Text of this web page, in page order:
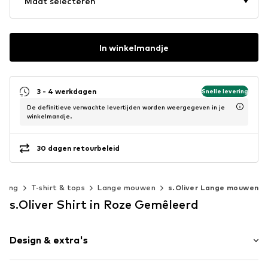
In winkelmandje
3 - 4 werkdagen Snelle levering
De definitieve verwachte levertijden worden weergegeven in je
winkelmandje.
30 dagen retourbeleid
T-shirt & tops Lange mouwen s.Oliver Lange mouwen
s.Oliver Shirt in Roze Gemêleerd
Design & extra's